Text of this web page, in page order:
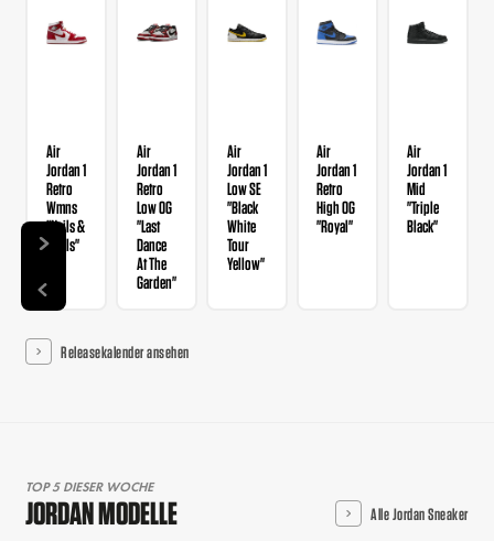
Air
Jordan 1
Retro
Wmns
"Nails &
Grails"
Air
Jordan 1
Retro
Low OG
"Last
Dance
At The
Garden"
Air
Jordan 1
Low SE
"Black
White
Tour
Yellow"
Air
Jordan 1
Retro
High OG
"Royal"
Air
Jordan 1
Mid
"Triple
Black"
Releasekalender ansehen
TOP 5 DIESER WOCHE
JORDAN MODELLE Alle Jordan Sneaker